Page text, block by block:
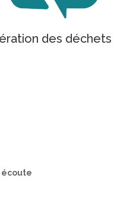
des déchets
écoute